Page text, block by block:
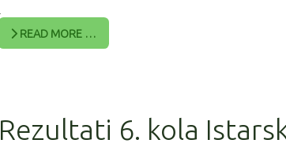
READ MORE …
Rezultati 6. kola